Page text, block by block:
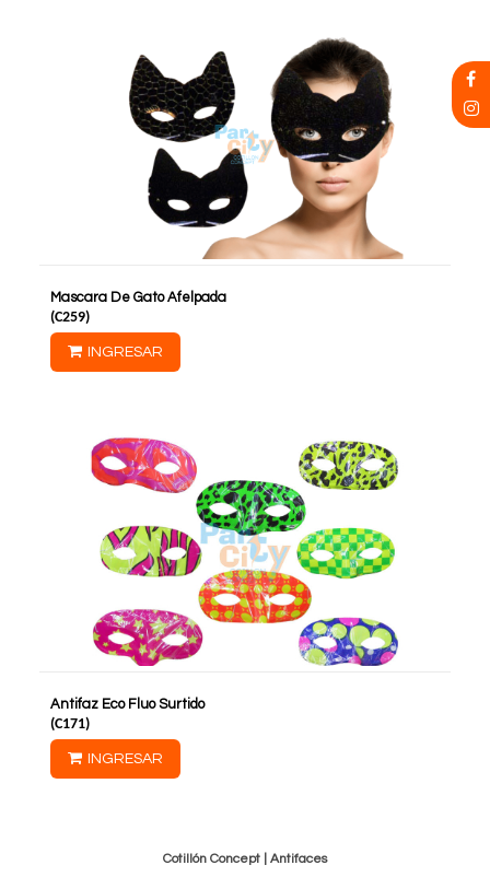
Mascara De Gato Afelpada
(C259)
INGRESAR
Antifaz Eco Fluo Surtido
(C171)
INGRESAR
Cotillón Concept | Antifaces